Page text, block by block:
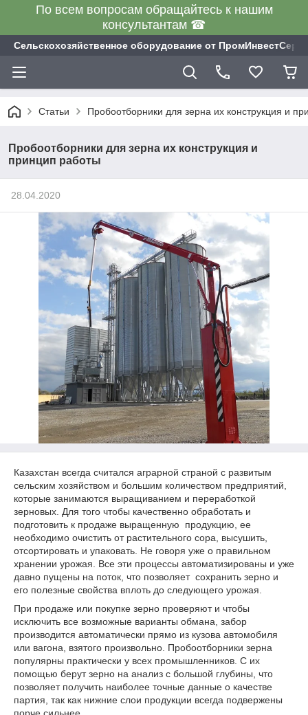
По всем вопросам обращайтесь к нашим
консультантам ☎
Сельскохозяйственное оборудование от
Статьи Пробоотборники для зерна их конструкция и
Пробоотборники для зерна их конструкция и
принцип работы
28.04.2020
Казахстан всегда считался аграрной страной с развитым
сельским хозяйством и большим количеством предприятий,
которые занимаются выращиванием и переработкой
зерновых. Для того чтобы качественно обработать и
подготовить к продаже выращенную продукцию, ее
необходимо очистить от растительного сора, высушить,
отсортировать и упаковать. Не говоря уже о правильном
хранении урожая. Все эти процессы автоматизированы и уже
давно пущены на поток, что позволяет сохранить зерно и
его полезные свойства вплоть до следующего урожая.
При продаже или покупке зерно проверяют и чтобы
исключить все возможные варианты обмана, забор
производится автоматически прямо из кузова автомобиля
или вагона, взятого произвольно. Пробоотборники зерна
популярны практически у всех промышленников. С их
помощью берут зерно на анализ с большой глубины, что
позволяет получить наиболее точные данные о качестве
партия, так как нижние слои продукции всегда подвержены